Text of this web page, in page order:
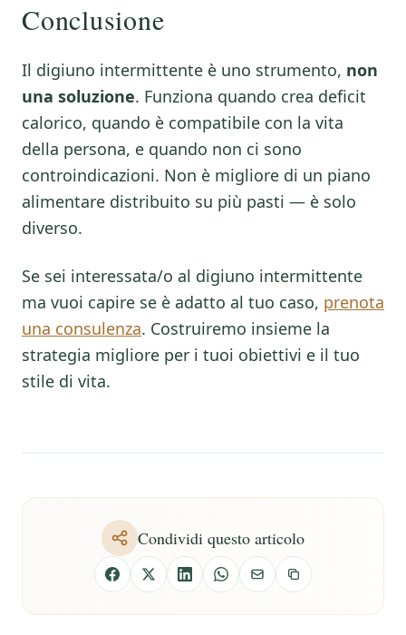
Conclusione
Il digiuno intermittente è uno strumento, non
una soluzione. Funziona quando crea deficit
calorico, quando è compatibile con la vita
della persona, e quando non ci sono
controindicazioni. Non è migliore di un piano
alimentare distribuito su più pasti — è solo
diverso.
Se sei interessata/o al digiuno intermittente
ma vuoi capire se è adatto al tuo caso, prenota
una consulenza. Costruiremo insieme la
strategia migliore per i tuoi obiettivi e il tuo
stile di vita.
Condividi questo articolo